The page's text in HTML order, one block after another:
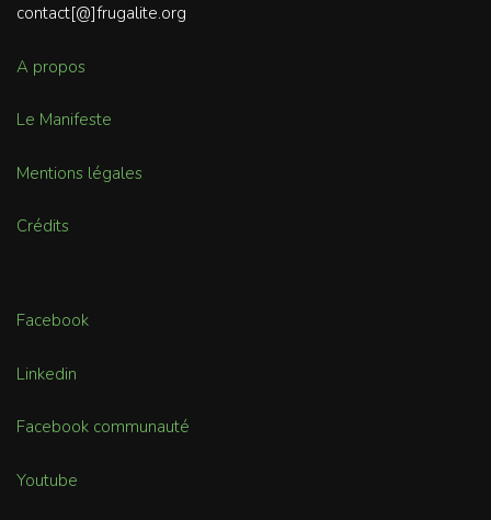
contact[@]frugalite.org
A propos
Le Manifeste
Mentions légales
Crédits
Facebook
Linkedin
Facebook communauté
Youtube